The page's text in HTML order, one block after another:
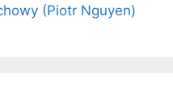
(Piotr Nguyen)